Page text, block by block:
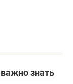
знать